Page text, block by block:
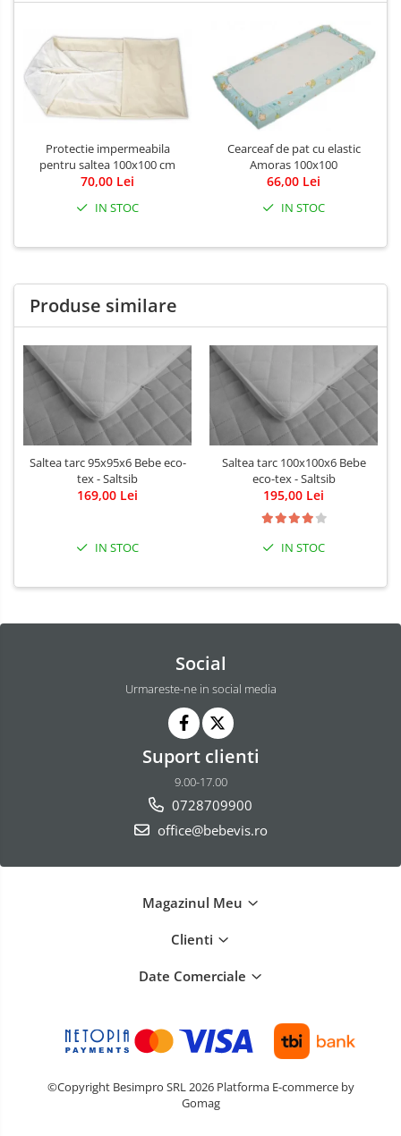
Protectie impermeabila
pentru saltea 100x100 cm
70,00 Lei
IN STOC
Cearceaf de pat cu elastic
Amoras 100x100
66,00 Lei
IN STOC
Produse similare
Saltea tarc 95x95x6 Bebe eco-
tex - Saltsib
169,00 Lei
IN STOC
Saltea tarc 100x100x6 Bebe
eco-tex - Saltsib
195,00 Lei
IN STOC
Social
Urmareste-ne in social media
Suport clienti
9.00-17.00
0728709900
office@bebevis.ro
Magazinul Meu
Clienti
Date Comerciale
©Copyright Besimpro SRL 2026 Platforma E-commerce by
Gomag